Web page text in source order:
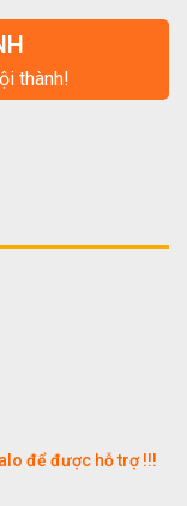
thành!
để được hỗ trợ !!!